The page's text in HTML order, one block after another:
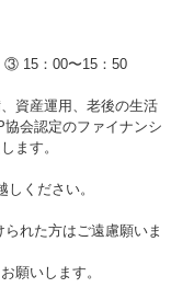
15：00〜15：50
資産運用、老後の生活
会認定のファイナンシ
ます。
ください。
れた方はご遠慮願いま
願いします。